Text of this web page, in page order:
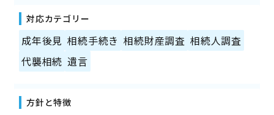
対応カテゴリー
成年後見 相続手続き 相続財産調査 相続人調査
代襲相続 遺言
方針と特徴